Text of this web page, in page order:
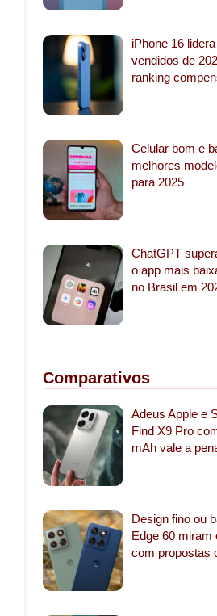
iPhone 16
vendidos de
ranking
Celular bom e
melhores
para 2025
ChatGPT
o app mais
no Brasil em
Comparativos
Adeus Apple e
Find X9 Pro
mAh vale a
Design fino ou
Edge 60 miram
com propostas